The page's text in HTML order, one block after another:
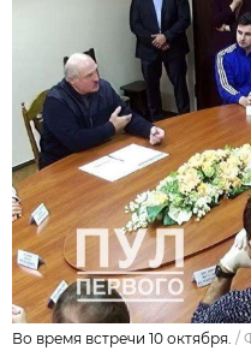
Во время встречи 10 октября. /